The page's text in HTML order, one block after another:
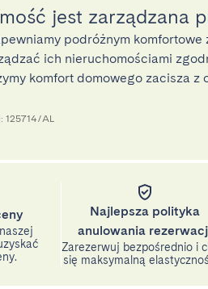
jest zarządzana
podróżnym
ich nieruchomościami
komfort domowego zacisza z
125714/AL
Najlepsza polityka
anulowania
Zarezerwuj bezpośrednio i
się maksymalną